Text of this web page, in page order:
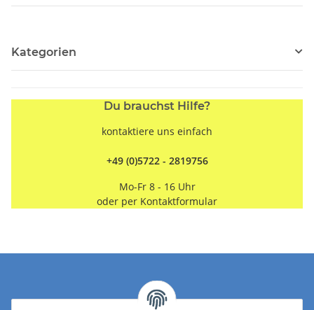
Kategorien
Du brauchst Hilfe?
kontaktiere uns einfach
+49 (0)5722 - 2819756
Mo-Fr 8 - 16 Uhr
oder per Kontaktformular